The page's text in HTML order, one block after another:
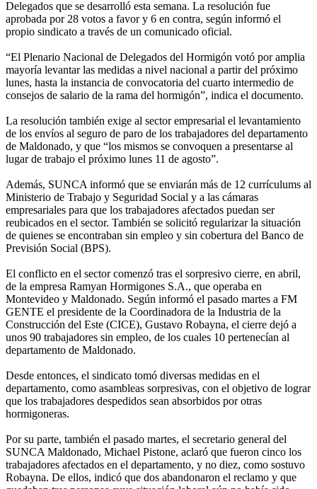
Delegados que se desarrolló esta semana. La resolución fue
aprobada por 28 votos a favor y 6 en contra, según informó el
propio sindicato a través de un comunicado oficial.
“El Plenario Nacional de Delegados del Hormigón votó por amplia
mayoría levantar las medidas a nivel nacional a partir del próximo
lunes, hasta la instancia de convocatoria del cuarto intermedio de
consejos de salario de la rama del hormigón”, indica el documento.
La resolución también exige al sector empresarial el levantamiento
de los envíos al seguro de paro de los trabajadores del departamento
de Maldonado, y que “los mismos se convoquen a presentarse al
lugar de trabajo el próximo lunes 11 de agosto”.
Además, SUNCA informó que se enviarán más de 12 currículums al
Ministerio de Trabajo y Seguridad Social y a las cámaras
empresariales para que los trabajadores afectados puedan ser
reubicados en el sector. También se solicitó regularizar la situación
de quienes se encontraban sin empleo y sin cobertura del Banco de
Previsión Social (BPS).
El conflicto en el sector comenzó tras el sorpresivo cierre, en abril,
de la empresa Ramyan Hormigones S.A., que operaba en
Montevideo y Maldonado. Según informó el pasado martes a FM
GENTE el presidente de la Coordinadora de la Industria de la
Construcción del Este (CICE), Gustavo Robayna, el cierre dejó a
unos 90 trabajadores sin empleo, de los cuales 10 pertenecían al
departamento de Maldonado.
Desde entonces, el sindicato tomó diversas medidas en el
departamento, como asambleas sorpresivas, con el objetivo de lograr
que los trabajadores despedidos sean absorbidos por otras
hormigoneras.
Por su parte, también el pasado martes, el secretario general del
SUNCA Maldonado, Michael Pistone, aclaró que fueron cinco los
trabajadores afectados en el departamento, y no diez, como sostuvo
Robayna. De ellos, indicó que dos abandonaron el reclamo y que